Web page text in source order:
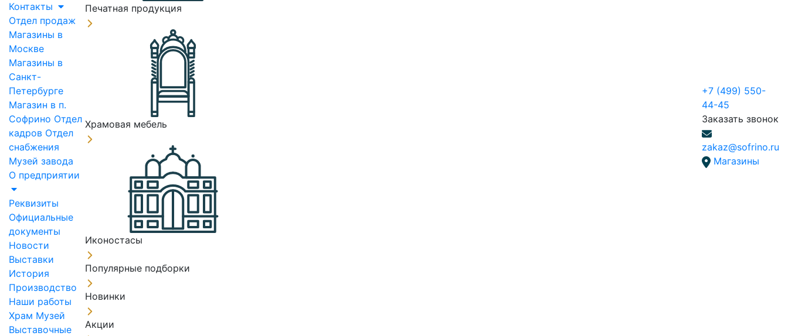
Контакты
Отдел продаж
Магазины в
Москве
Магазины в
Санкт-
Петербурге
Магазин в п.
Софрино Отдел
кадров Отдел
снабжения
Музей завода
О предприятии
Реквизиты
Официальные
документы
Новости
Выставки
История
Производство
Наши работы
Храм Музей
Выставочные
Печатная продукция
Храмовая мебель
Иконостасы
Популярные подборки
Новинки
Акции
+7 (499) 550-
44-45
Заказать звонок
zakaz@sofrino.ru
Магазины